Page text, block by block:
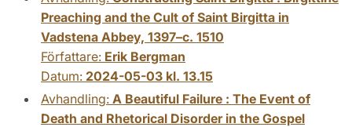
Preaching and the Cult of Saint Birgitta in
Vadstena Abbey, 1397–c. 1510
Författare: Erik Bergman
Datum: 2024-05-03 kl. 13.15
Avhandling: A Beautiful Failure : The Event of
Death and Rhetorical Disorder in the Gospel